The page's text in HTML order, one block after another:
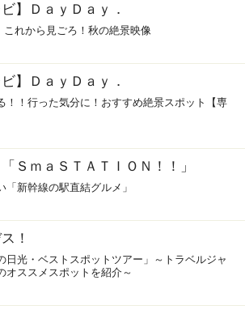
ビ】ＤａｙＤａｙ．
これから見ごろ！秋の絶景映像
ビ】ＤａｙＤａｙ．
！！行った気分に！おすすめ絶景スポット【専
ＳｍａＳＴＡＴＩＯＮ！！」
新幹線の駅直結グルメ」
！
日光・ベストスポットツアー」～トラベルジャ
オススメスポットを紹介～